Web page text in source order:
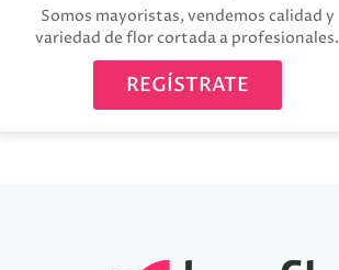
Somos mayoristas, vendemos calidad y
variedad de flor cortada a profesionales.
REGÍSTRATE
Avísame cuando esté disponible